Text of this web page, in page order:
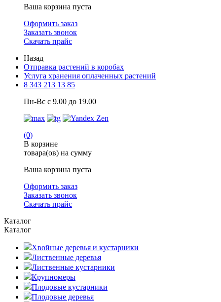
Ваша корзина пуста
Оформить заказ
Заказать звонок
Скачать прайс
Назад
Отправка растений в коробах
Услуга хранения оплаченных растений
8 343 213 13 85
Пн-Вс с 9.00 до 19.00
(0)
В корзине
товара(ов) на сумму
Ваша корзина пуста
Оформить заказ
Заказать звонок
Скачать прайс
Каталог
Каталог
Хвойные деревья и кустарники
Лиственные деревья
Лиственные кустарники
Крупномеры
Плодовые кустарники
Плодовые деревья